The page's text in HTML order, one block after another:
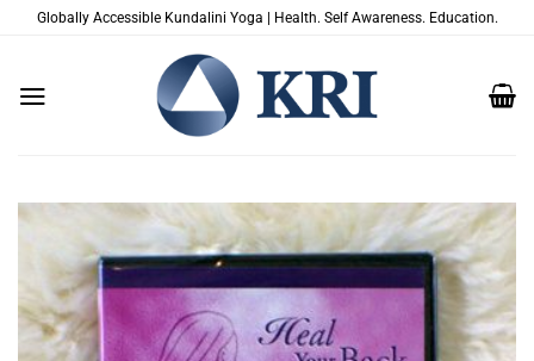
ZumGlobally Accessible Kundalini Yoga | Health. Self Awareness. Education.